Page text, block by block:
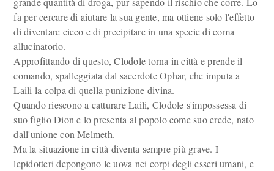
fa per cercare di aiutare la sua gente, ma ottiene solo l'effetto
di diventare cieco e di precipitare in una specie di coma
allucinatorio.
Approfittando di questo, Clodole torna in città e prende il
comando, spalleggiata dal sacerdote Ophar, che imputa a
Laili la colpa di quella punizione divina.
Quando riescono a catturare Laili, Clodole s'impossessa di
suo figlio Dion e lo presenta al popolo come suo erede, nato
dall'unione con Melmeth.
Ma la situazione in città diventa sempre più grave. I
lepidotteri depongono le uova nei corpi degli esseri umani, e